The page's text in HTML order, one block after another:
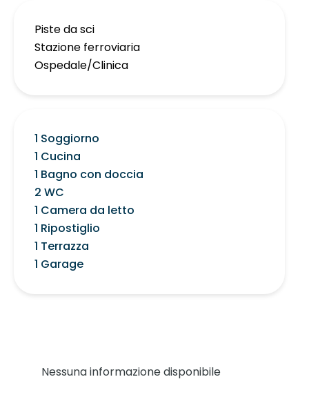
Piste da sci
Stazione ferroviaria
Ospedale/Clinica
1 Soggiorno
1 Cucina
1 Bagno con doccia
2 WC
1 Camera da letto
1 Ripostiglio
1 Terrazza
1 Garage
Nessuna informazione disponibile